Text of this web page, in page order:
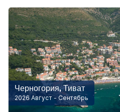
Черногория, Тиват
2026 Август - Сентябрь